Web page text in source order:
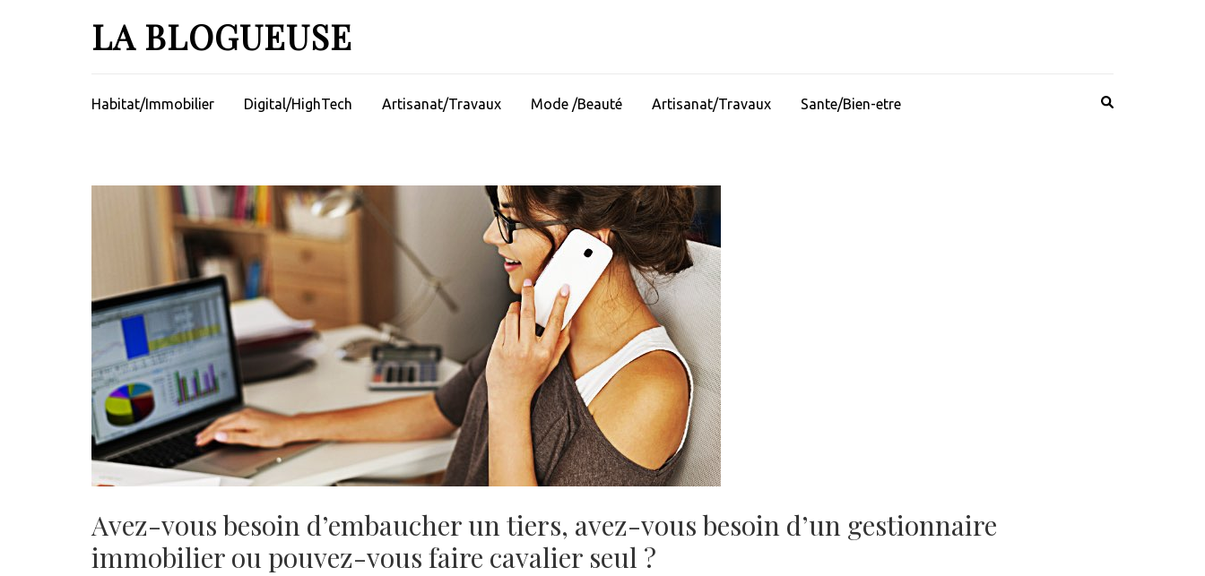
LA BLOGUEUSE
Habitat/Immobilier Digital/HighTech Artisanat/Travaux Mode /Beauté Artisanat/Travaux Sante/Bien-etre
Avez-vous besoin d’embaucher un tiers, avez-vous besoin d’un gestionnaire
immobilier ou pouvez-vous faire cavalier seul ?